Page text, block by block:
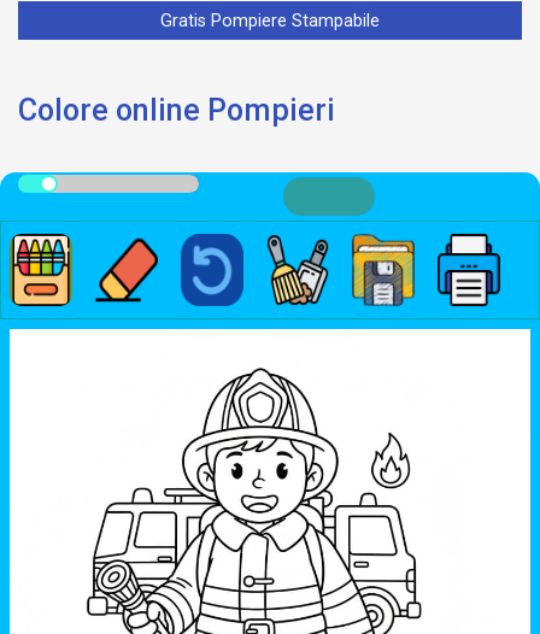
Gratis Pompiere Stampabile
Colore online Pompieri